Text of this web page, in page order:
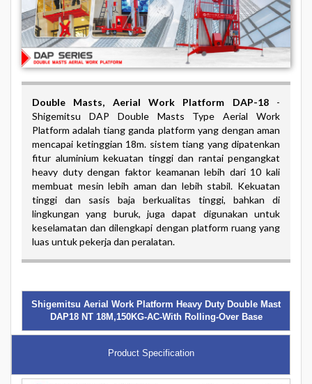
Double Masts, Aerial Work Platform DAP-18 -
Shigemitsu DAP Double Masts Type Aerial Work
Platform adalah tiang ganda platform yang dengan aman
mencapai ketinggian 18m. sistem tiang yang dipatenkan
fitur aluminium kekuatan tinggi dan rantai pengangkat
heavy duty dengan faktor keamanan lebih dari 10 kali
membuat mesin lebih aman dan lebih stabil. Kekuatan
tinggi dan sasis baja berkualitas tinggi, bahkan di
lingkungan yang buruk, juga dapat digunakan untuk
keselamatan dan dilengkapi dengan platform ruang yang
luas untuk pekerja dan peralatan.
Shigemitsu Aerial Work Platform Heavy Duty Double Mast
DAP18 NT 18M,150KG-AC-With Rolling-Over Base
Product Specification